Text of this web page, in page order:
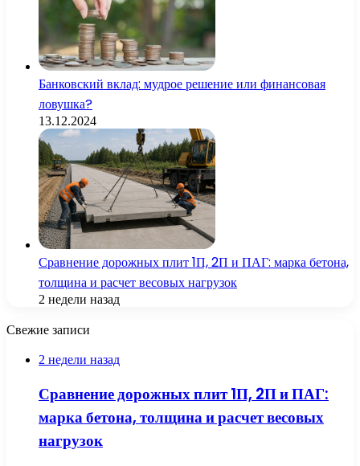
Банковский вклад: мудрое решение или финансовая
ловушка?
13.12.2024
Сравнение дорожных плит 1П, 2П и ПАГ: марка бетона,
толщина и расчет весовых нагрузок
2 недели назад
Свежие записи
2 недели назад
Сравнение дорожных плит 1П, 2П и ПАГ:
марка бетона, толщина и расчет весовых
нагрузок